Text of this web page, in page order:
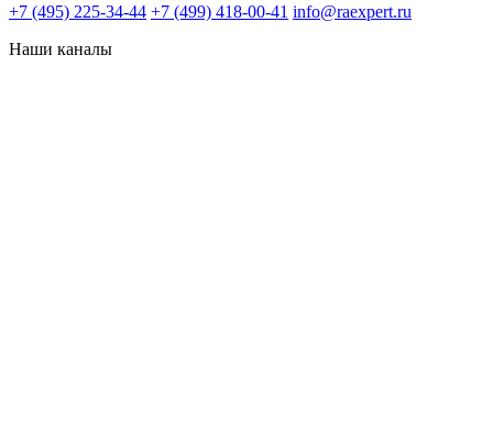
+7 (495) 225-34-44 +7 (499) 418-00-41 info@raexpert.ru
Наши каналы